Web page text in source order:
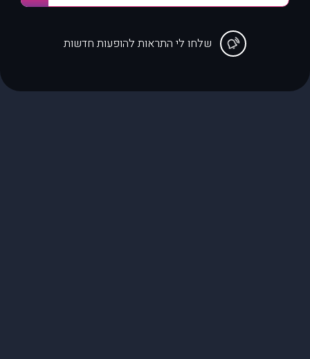
שלחו לי התראות להופעות חדשות